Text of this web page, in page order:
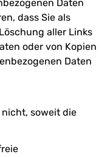
Daten
dass Sie als
aller Links
oder von Kopien
Daten
soweit die